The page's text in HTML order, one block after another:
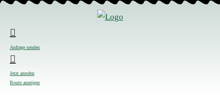
Anfrage senden
Jetzt anrufen
Route anzeigen